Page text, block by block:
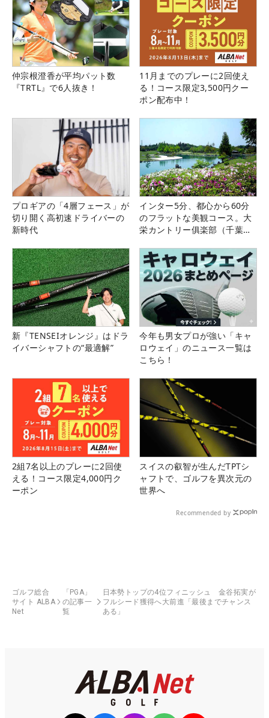
仲宗根澄香が平均パット数
『TRTL』で6人抜き！
11月までのプレーに2回使え
る！コース限定3,500円クー
ポン配布中！
プロギアの「4層フェース」が
切り開く高初速ドライバーの
新時代
インター5分、都心から60分
のフラットな美観コース。大
栄カントリー俱楽部（千葉
新『TENSEIオレンジ』はドラ
イバーシャフトの“最適解”
今年も男女プロが強い「キャ
ロウェイ」のニュース一覧は
こちら！
2組7名以上のプレーに2回使
える！コース限定4,000円ク
ーポン
スイスの叡智が生んだTPTシ
ャフトで、ゴルフを異次元の
世界へ
Recommended by
ゴルフ総合
サイト ALBA
Net
「PGA」
の記事一
覧
日本勢トップの4位フィニッシュ 金谷拓実が
フルシード獲得へ大前進「最後までチャンス
ある」